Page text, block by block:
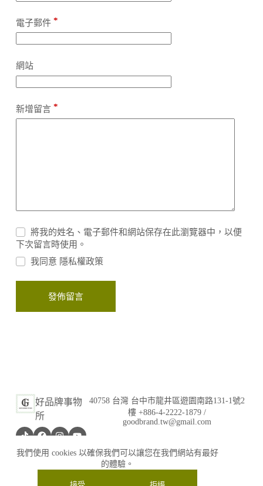
我們使用 cookies 以確保我們可以讓您在我們網站有最好
的體驗。
電子郵件 *
網站
新增留言*
將我的姓名、電子郵件和網站保存在此瀏覽器中，以便
下次留言時使用。
我同意 隱私權政策
發佈留言
t
v
:
好品牌事物
所
40758 台灣 台中市龍井區遊園南路131-1號2
樓 +886-4-2222-1879/
goodbrand.tw@gmail.com